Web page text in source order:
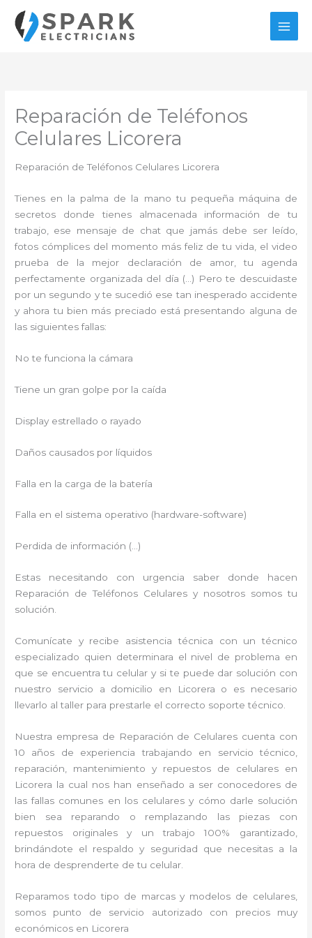
contenido
Reparación de Teléfonos
Celulares Licorera
Reparación de Teléfonos Celulares Licorera
Tienes en la palma de la mano tu pequeña máquina de
secretos donde tienes almacenada información de tu
trabajo, ese mensaje de chat que jamás debe ser leído,
fotos cómplices del momento más feliz de tu vida, el video
prueba de la mejor declaración de amor, tu agenda
perfectamente organizada del día (…) Pero te descuidaste
por un segundo y te sucedió ese tan inesperado accidente
y ahora tu bien más preciado está presentando alguna de
las siguientes fallas:
No te funciona la cámara
Tiene un gran golpe por la caída
Display estrellado o rayado
Daños causados por líquidos
Falla en la carga de la batería
Falla en el sistema operativo (hardware-software)
Perdida de información (…)
Estas necesitando con urgencia saber donde hacen
Reparación de Teléfonos Celulares y nosotros somos tu
solución.
Comunícate y recibe asistencia técnica con un técnico
especializado quien determinara el nivel de problema en
que se encuentra tu celular y si te puede dar solución con
nuestro servicio a domicilio en Licorera o es necesario
llevarlo al taller para prestarle el correcto soporte técnico.
Nuestra empresa de Reparación de Celulares cuenta con
10 años de experiencia trabajando en servicio técnico,
reparación, mantenimiento y repuestos de celulares en
Licorera la cual nos han enseñado a ser conocedores de
las fallas comunes en los celulares y cómo darle solución
bien sea reparando o remplazando las piezas con
repuestos originales y un trabajo 100% garantizado,
brindándote el respaldo y seguridad que necesitas a la
hora de desprenderte de tu celular.
Reparamos todo tipo de marcas y modelos de celulares,
somos punto de servicio autorizado con precios muy
económicos en Licorera